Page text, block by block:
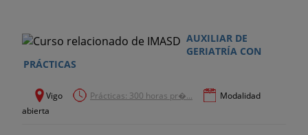
AUXILIAR DE
GERIATRÍA CON
PRÁCTICAS
Vigo Prácticas: 300 horas pr�...
Modalidad
abierta